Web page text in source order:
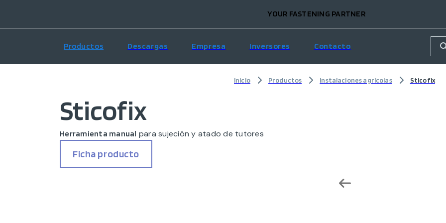
YOUR FASTENING PARTNER
Productos Descargas Empresa Inversores Contacto
Inicio Productos Instalaciones agrícolas Sticofix
Sticofix
Herramienta manual para sujeción y atado de tutores
Ficha producto